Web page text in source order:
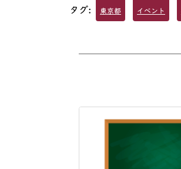
タグ: 東京都 イベント